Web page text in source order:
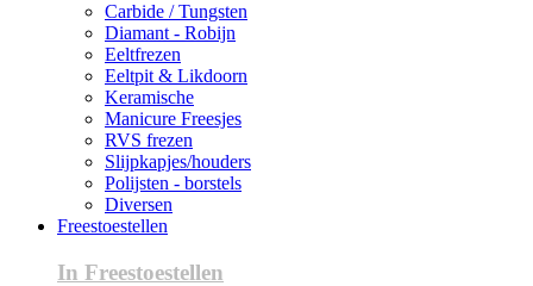
Carbide / Tungsten
Diamant - Robijn
Eeltfrezen
Eeltpit & Likdoorn
Keramische
Manicure Freesjes
RVS frezen
Slijpkapjes/houders
Polijsten - borstels
Diversen
Freestoestellen
In Freestoestellen